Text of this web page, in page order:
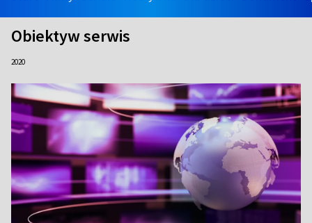
Obiektyw serwis
2020